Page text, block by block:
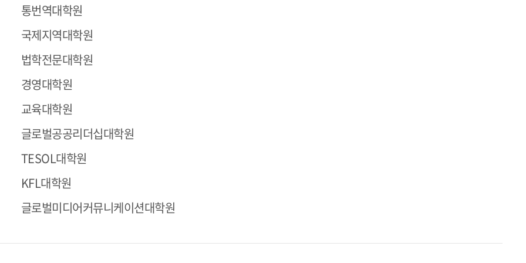
통번역대학원
국제지역대학원
법학전문대학원
경영대학원
교육대학원
글로벌공공리더십대학원
TESOL대학원
KFL대학원
글로벌미디어커뮤니케이션대학원